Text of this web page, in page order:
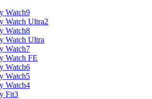
Watch9
Watch Ultra2
Watch8
Watch Ultra
Watch7
Watch FE
Watch6
Watch5
Watch4
Fit3